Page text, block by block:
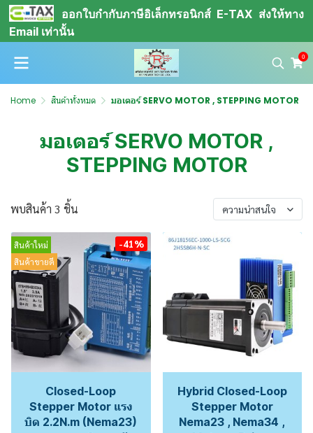
ออกใบกำกับภาษีอิเล็กทรอนิกส์ E-TAX ส่งให้ทาง
Email เท่านั้น
0
Home สินค้าทั้งหมด มอเตอร์ SERVO MOTOR , STEPPING MOTOR
มอเตอร์ SERVO MOTOR ,
STEPPING MOTOR
พบสินค้า 3 ชิ้น ความน่าสนใจ
สินค้าใหม่
สินค้าขายดี
-41%
Closed-Loop
Stepper Motor แรง
บิด 2.2N.m (Nema23)
Hybrid Closed-Loop
Stepper Motor
Nema23 , Nema34 ,